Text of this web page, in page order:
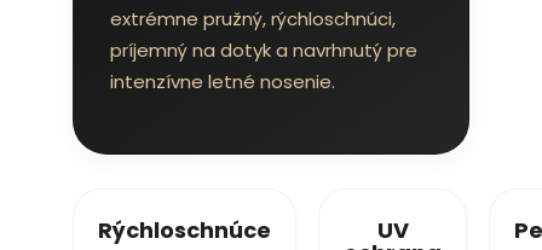
extrémne pružný, rýchloschnúci,
príjemný na dotyk a navrhnutý pre
intenzívne letné nosenie.
Rýchloschnúce UV